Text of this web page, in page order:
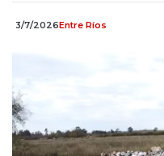
3/7/2026Entre Ríos